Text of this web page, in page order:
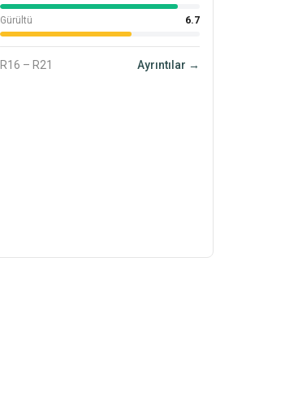
Gürültü 6.7
R16 – R21 Ayrıntılar →